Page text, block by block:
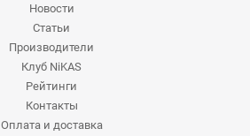
Новости
Статьи
Производители
Клуб NiKAS
Рейтинги
Контакты
Оплата и доставка